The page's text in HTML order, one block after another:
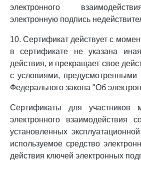
электронного
электронную подпись
10. Сертификат действует с
в сертификате не указана
действия, и прекращает свое
с условиями, предусмотренными
Федерального закона "Об
Сертификаты для участников
электронного взаимодействия
установленных
используемое средство
действия ключей электронных